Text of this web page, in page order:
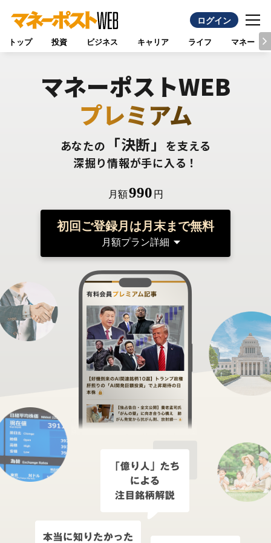
ログイン
トップ 投資 ビジネス キャリア ライフ マネー
マネーポストWEB
プレミアム
あなたの 「決断」
を支える
深掘り情報が手に入る！
月額990 円
初回ご登録月は月末まで無料
月額プラン詳細